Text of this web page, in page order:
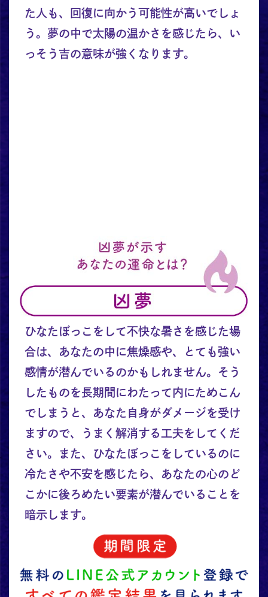
た人も、回復に向かう可能性が高いでしょ
う。夢の中で太陽の温かさを感じたら、い
っそう吉の意味が強くなります。
ひなたぼっこをして不快な暑さを感じた場
合は、あなたの中に焦燥感や、とても強い
感情が潜んでいるのかもしれません。そう
したものを長期間にわたって内にためこん
でしまうと、あなた自身がダメージを受け
ますので、うまく解消する工夫をしてくだ
さい。また、ひなたぼっこをしているのに
冷たさや不安を感じたら、あなたの心のど
こかに後ろめたい要素が潜んでいることを
暗示します。